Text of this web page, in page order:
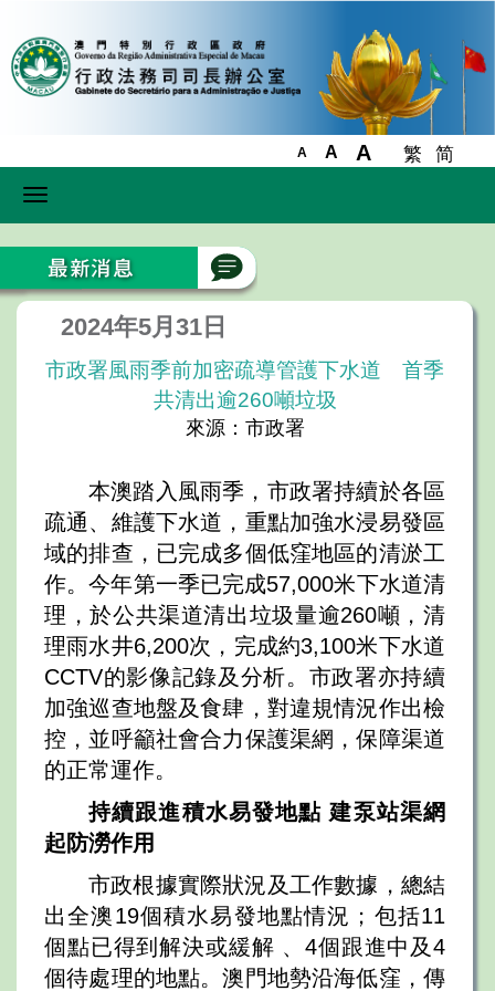
A A A 繁 简
Toggle
2024年5月31日
市政署風雨季前加密疏導管護下水道 首季
共清出逾260噸垃圾
來源：市政署
本澳踏入風雨季，市政署持續於各區
疏通、維護下水道，重點加強水浸易發區
域的排查，已完成多個低窪地區的清淤工
作。今年第一季已完成57,000米下水道清
理，於公共渠道清出垃圾量逾260噸，清
理雨水井6,200次，完成約3,100米下水道
CCTV的影像記錄及分析。市政署亦持續
加強巡查地盤及食肆，對違規情況作出檢
控，並呼籲社會合力保護渠網，保障渠道
的正常運作。
持續跟進積水易發地點建泵站渠網
起防澇作用
市政根據實際狀況及工作數據，總結
出全澳19個積水易發地點情況；包括11
個點已得到解決或緩解 、4個跟進中及4
個待處理的地點。澳門地勢沿海低窪，傳